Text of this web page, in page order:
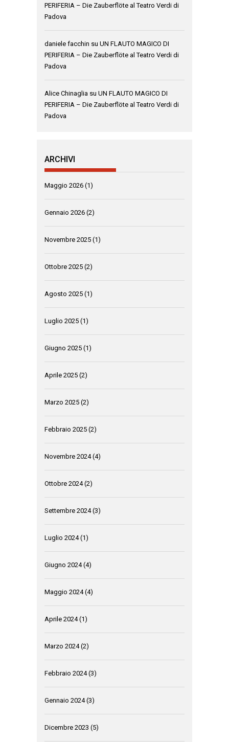
PERIFERIA – Die Zauberflöte al Teatro Verdi di
Padova
daniele facchin su UN FLAUTO MAGICO DI
PERIFERIA – Die Zauberflöte al Teatro Verdi di
Padova
Alice Chinaglia su UN FLAUTO MAGICO DI
PERIFERIA – Die Zauberflöte al Teatro Verdi di
Padova
ARCHIVI
Maggio 2026 (1)
Gennaio 2026 (2)
Novembre 2025 (1)
Ottobre 2025 (2)
Agosto 2025 (1)
Luglio 2025 (1)
Giugno 2025 (1)
Aprile 2025 (2)
Marzo 2025 (2)
Febbraio 2025 (2)
Novembre 2024(4)
Ottobre 2024(2)
Settembre 2024(3)
Luglio 2024(1)
Giugno 2024(4)
Maggio 2024(4)
Aprile 2024(1)
Marzo 2024(2)
Febbraio 2024(3)
Gennaio 2024(3)
Dicembre 2023 (5)